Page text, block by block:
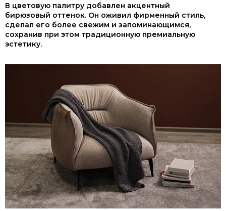
В цветовую палитру добавлен акцентный
бирюзовый оттенок. Он оживил фирменный стиль,
сделал его более свежим и запоминающимся,
сохранив при этом традиционную премиальную
эстетику.